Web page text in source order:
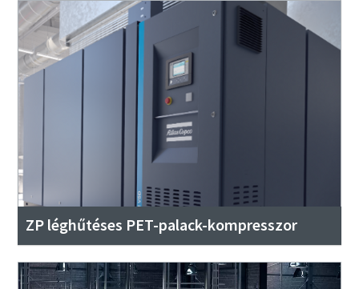
ZP léghűtéses PET-palack-kompresszor